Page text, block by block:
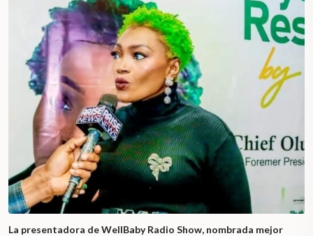
La presentadora de WellBaby Radio Show, nombrada mejor